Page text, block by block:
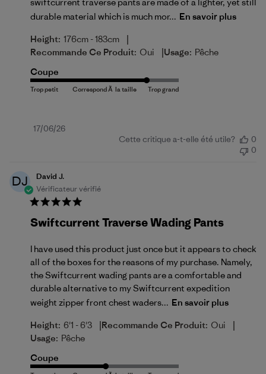
durable material which is much mor... En savoir plus
Height: 176cm - 183cm |
Recommande Ce Produit: Oui |Usage: Pêche
Coupe
Date
17/06/26
Cette critique a-t-elle été utile?
0
0
DJ
David J.
Vérificateur vérifié
Swiftcurrent Traverse Wading Pants
I have used this product just once but it appears to check
all of the boxes for the reasons of my purchase. Namely,
the Swiftcurrent wading pants are a comfortable and
durable alternative to my Swiftcurrent expedition
weight zipper front chest waders... En savoir plus
Height: 6'1 - 6'3 |Recommande Ce Produit: Oui |
Usage: Pêche
Coupe